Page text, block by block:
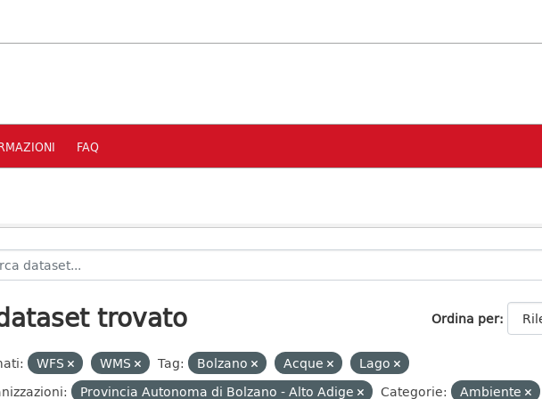
FAQ
Ordina per
trovato
WFS WMS Tag: Bolzano Acque
Lago
Provincia Autonoma di Bolzano - Alto Adige Categorie: Ambiente